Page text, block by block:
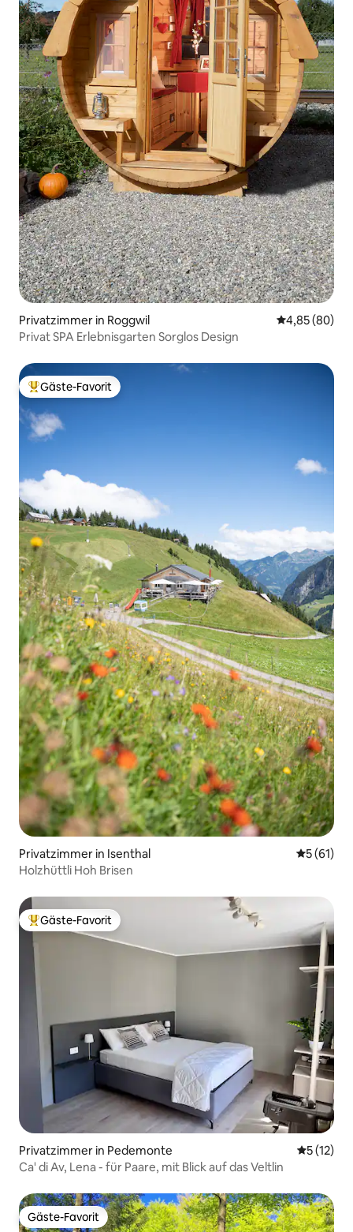
Privatzimmer in Roggwil
4,85 (80)
Privat SPA Erlebnisgarten Sorglos Design
Beliebter Gäste-Favorit.
Gäste-Favorit
Privatzimmer in Isenthal
5 (61)
Holzhüttli Hoh Brisen
Beliebter Gäste-Favorit.
Gäste-Favorit
Privatzimmer in Pedemonte
5 (12)
Ca' di Av, Lena - für Paare, mit Blick auf das Veltlin
Gäste-Favorit
Gäste-Favorit